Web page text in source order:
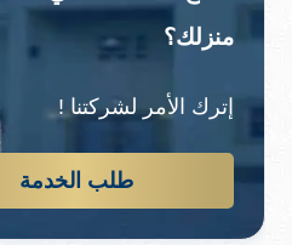
منزلك؟
إترك الأمر لشركتنا !
طلب الخدمة